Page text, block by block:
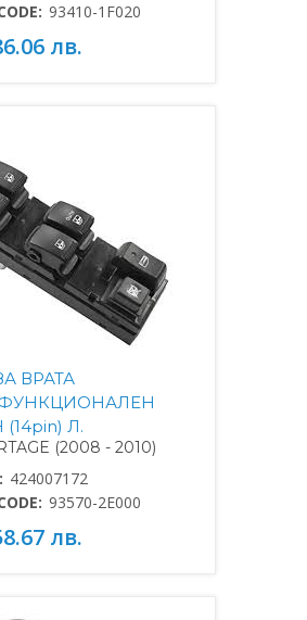
93410-1F020
лв.
ВРАТА
Л.
(2008 - 2010)
424007172
93570-2E000
лв.